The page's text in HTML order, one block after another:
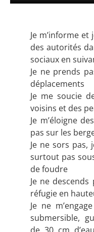
Je m’informe et
des autorités
sociaux en
Je ne prends
déplacements
Je me soucie
voisins et des
Je m’éloigne
pas sur les
Je ne sors pas,
surtout pas
de foudre
Je ne
réfugie en
Je ne
submersible,
de 30 cm